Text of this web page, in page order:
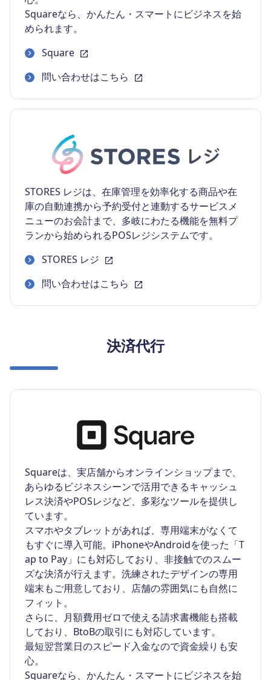
Squareなら、かんたん・スマートにビジネスを始
められます。
Square
問い合わせはこちら
STORES レジは、在庫管理を効率化する商品や在
庫の自動連携から予約受付と連動するサービスメ
ニューのお会計まで、多岐にわたる機能を無料プ
ランから始められるPOSレジシステムです。
STORES レジ
問い合わせはこちら
決済代行
Squareは、実店舗からオンラインショップまで、
あらゆるビジネスシーンで活用できるキャッシュ
レス決済やPOSレジなど、多彩なツールを提供し
ています。
スマホやタブレットがあれば、専用端末がなくて
もすぐに導入可能。iPhoneやAndroidを使った「T
ap to Pay」にも対応しており、非接触でのスムー
ズな決済が行えます。洗練されたデザインの専用
端末もご用意しており、店舗の雰囲気にも自然に
フィット。
さらに、月額費用ゼロで使える請求書機能も搭載
しており、BtoBの取引にも対応しています。
最短翌営業日のスピード入金なので資金繰りも安
心。
Squareなら、かんたん・スマートにビジネスを始